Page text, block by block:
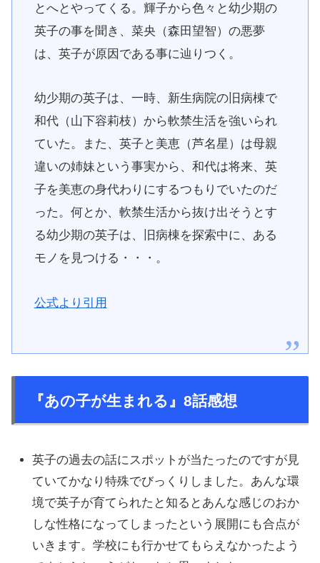
とへとやってくる。輝子から色々と幼少期の
英子の事を聞き、菜央（森田望智）の悪夢
は、英子が原因である事に辿りつく。
幼少期の英子は、一時、新生病院の旧病棟で
和代（山下容莉枝）から軟禁生活を強いられ
ていた。また、英子と美恵（芦名星）は母親
違いの姉妹という事実から、和代は将来、英
子を美恵の身代わりにするつもりでいたのだ
った。何とか、軟禁生活から抜け出そうとす
る幼少期の英子は、旧病棟を探索中に、ある
モノを見つける・・・。
公式より引用
『あの子が生まれる』8話感想
英子の過去の話にスポットが当たったのですが見
ていてかなり特殊でびっくりしました。あんな環
境で英子が育てられたと知るとあんな感じのおか
しな性格になってしまったという展開にも合点が
いきます。学校にも行かせてもらえなかったよう